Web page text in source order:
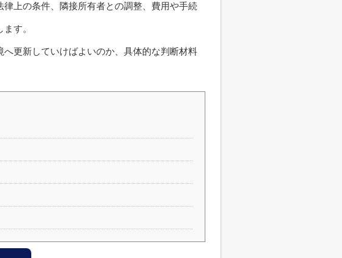
上の条件、隣接所有者との調整、費用や手続
す。
更新していけばよいのか、具体的な判断材料